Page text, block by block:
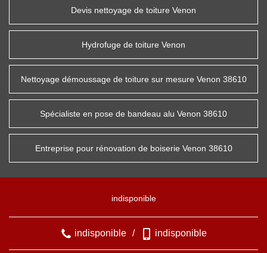
Devis nettoyage de toiture Venon
Hydrofuge de toiture Venon
Nettoyage démoussage de toiture sur mesure Venon 38610
Spécialiste en pose de bandeau alu Venon 38610
Entreprise pour rénovation de boiserie Venon 38610
indisponible
indisponible / indisponible